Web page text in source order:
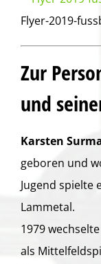
Flyer-2019-
Zur
und
Karsten
geboren und
Jugend spielte
Lammetal.
1979
als